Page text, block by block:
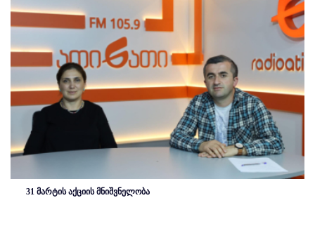
31 მარტის აქციის მნიშვნელობა